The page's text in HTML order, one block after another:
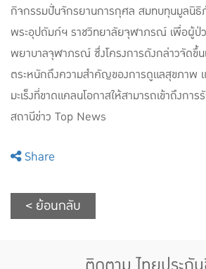
กิจกรรมปั่นจักรยานการกุศล สมทบทุนมูลนิธิ
พระอุปถัมภ์ฯ ราชวิทยาลัยจุฬาภรณ์ เพื่อผู้ป่ว
พยาบาลจุฬาภรณ์ ซึ่งโครงการดังกล่าวจัดขึ้น
ตระหนักถึงความสำคัญของการดูแลสุขภาพ
มะเร็งที่ขาดแคลนโอกาสให้สามารถเข้าถึงกา
สถานีข่าว Top News
Share
< ย้อนกลับ